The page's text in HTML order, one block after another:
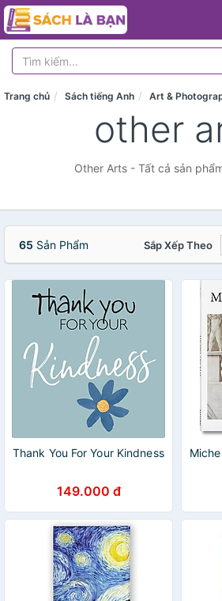
Trang chủ Sách tiếng Anh Art &
other
Other Arts - Tất cả sản
65 Sản Phẩm Sắp Xếp Theo
Thank You For Your Kindness
149.000 đ